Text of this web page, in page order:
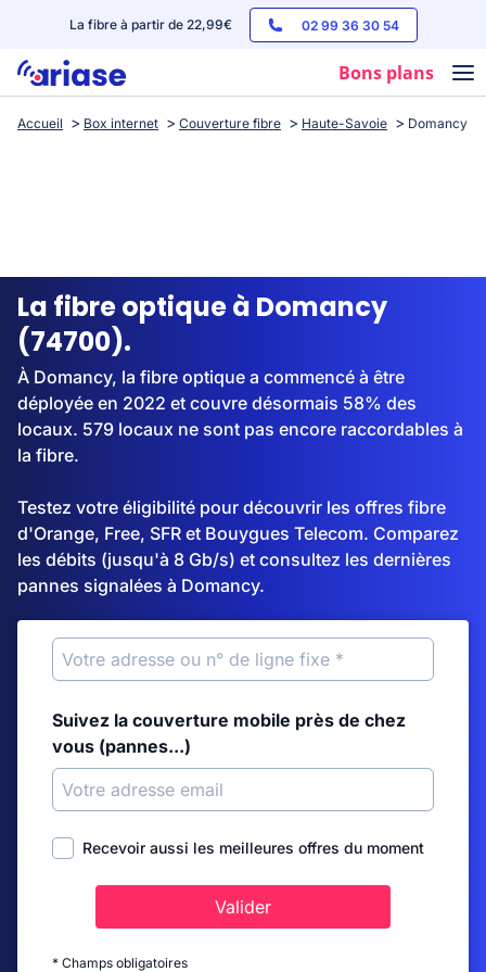
La fibre à partir de 22,99€ 02 99 36 30 54
Bons plans
Box internet
Streaming
Accueil Box internet Couverture fibre Haute-Savoie Domancy
La fibre optique à Domancy
(74700).
À Domancy, la fibre optique a commencé à être
déployée en 2022 et couvre désormais 58% des
locaux. 579 locaux ne sont pas encore raccordables à
la fibre.
Testez votre éligibilité pour découvrir les offres fibre
d'Orange, Free, SFR et Bouygues Telecom. Comparez
les débits (jusqu'à 8 Gb/s) et consultez les dernières
pannes signalées à Domancy.
Suivez la couverture mobile près de chez
vous (pannes...)
Recevoir aussi les meilleures offres du moment
Valider
* Champs obligatoires